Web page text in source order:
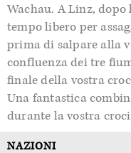
Wachau. A Linz,dopo
tempo libero per
prima di salpare alla
confluenza dei tre
finale della vostra
Una fantastica
durante la vostra
NAZIONI